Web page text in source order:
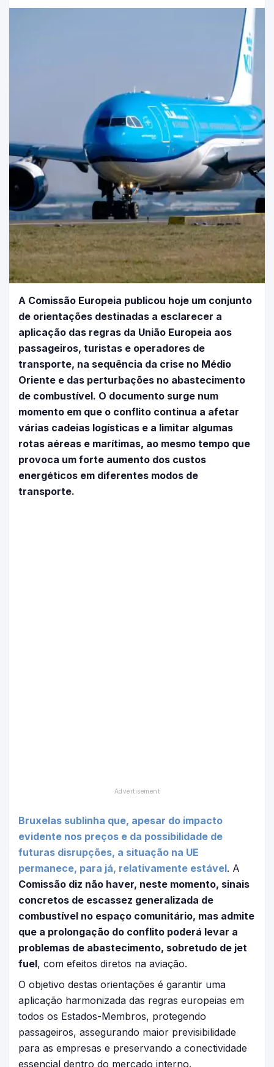
A Comissão Europeia publicou hoje um conjunto
de orientações destinadas a esclarecer a
aplicação das regras da União Europeia aos
passageiros, turistas e operadores de
transporte, na sequência da crise no Médio
Oriente e das perturbações no abastecimento
de combustível. O documento surge num
momento em que o conflito continua a afetar
várias cadeias logísticas e a limitar algumas
rotas aéreas e marítimas, ao mesmo tempo que
provoca um forte aumento dos custos
energéticos em diferentes modos de
transporte.
Bruxelas sublinha que, apesar do impacto
evidente nos preços e da possibilidade de
futuras disrupções, a situação na UE
permanece, para já, relativamente estável. A
Comissão diz não haver, neste momento, sinais
concretos de escassez generalizada de
combustível no espaço comunitário, mas admite
que a prolongação do conflito poderá levar a
problemas de abastecimento, sobretudo de jet
fuel, com efeitos diretos na aviação.
O objetivo destas orientações é garantir uma
aplicação harmonizada das regras europeias em
todos os Estados-Membros, protegendo
passageiros, assegurando maior previsibilidade
para as empresas e preservando a conectividade
essencial dentro do mercado interno.